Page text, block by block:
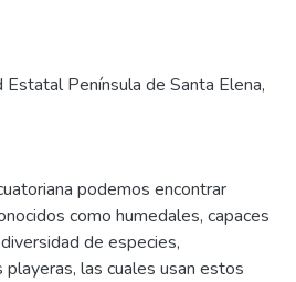
Península de Santa Elena,
podemos encontrar
como humedales, capaces
de especies,
las cuales usan estos